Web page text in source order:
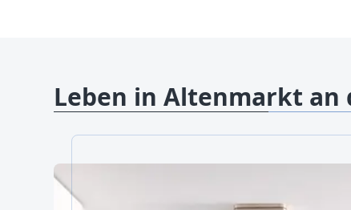
Leben in Altenmarkt an